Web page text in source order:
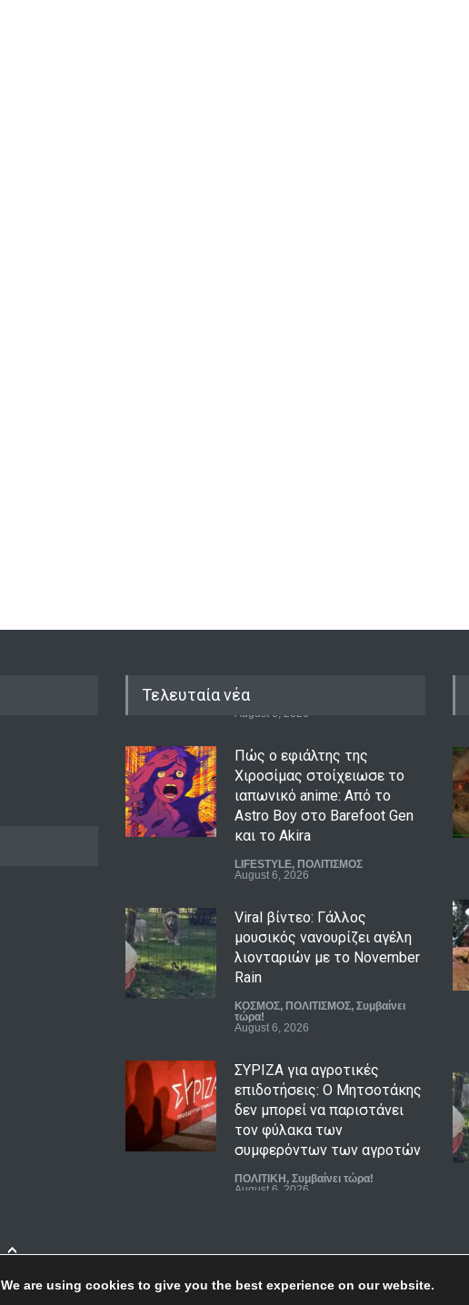
Τελευταία νέα
Πώς ο εφιάλτης της
Χιροσίμας στοίχειωσε το
ιαπωνικό anime: Από το
Astro Boy στο Barefoot Gen
και το Akira
LIFESTYLE ΠΟΛΙΤΙΣΜΟΣ
August 6, 2026
Viral βίντεο: Γάλλος
μουσικός νανουρίζει αγέλη
λιονταριών με το November
Rain
ΚΟΣΜΟΣ ΠΟΛΙΤΙΣΜΟΣ Συμβαίνει
τώρα!
August 6, 2026
ΣΥΡΙΖΑ για αγροτικές
επιδοτήσεις: Ο Μητσοτάκης
δεν μπορεί να παριστάνει
τον φύλακα των
συμφερόντων των αγροτών
ΠΟΛΙΤΙΚΗ Συμβαίνει τώρα!
August 6, 2026
We are using cookies to give you the best experience on our website.